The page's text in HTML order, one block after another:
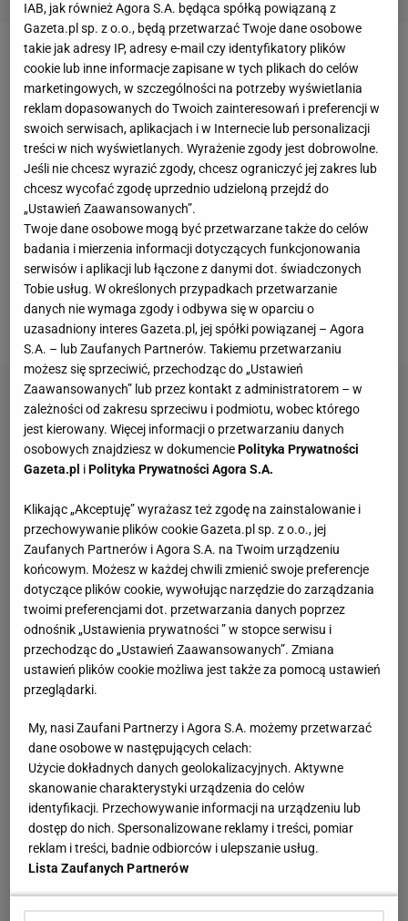
Wielkimi krokami zbliżała sięwalka między Tysonem
Furym (34-0-1, 24KO) a Ołeksandrem Usykiem (21-
0, 14 KO) o tytuł mistrza świata w wadze ciężkiej.
Wszystko zostało podpisane, a "walka XXI wieku"
miała się odbyć 17 lutego w Rijadzie w Arabii
Saudyjskiej. Teraz jednak otrzymaliśmy informację,
że do walki nie dojdzie w tym terminie w związku z
kontuzją Fury'ego. "Król Cyganów" ma głębokie
rozcięcie między okiem a brwią, co wymagało
założenia szwów. Okazuje się, że za uraz Fury'ego
na sparingu odpowiada Chorwat Agron Smakici.
IAB, jak również Agora S.A. będąca spółką powiązaną z
Gazeta.pl sp. z o.o., będą przetwarzać Twoje dane osobowe
takie jak adresy IP, adresy e-mail czy identyfikatory plików
cookie lub inne informacje zapisane w tych plikach do celów
marketingowych, w szczególności na potrzeby wyświetlania
reklam dopasowanych do Twoich zainteresowań i preferencji w
swoich serwisach, aplikacjach i w Internecie lub personalizacji
treści w nich wyświetlanych. Wyrażenie zgody jest dobrowolne.
Jeśli nie chcesz wyrazić zgody, chcesz ograniczyć jej zakres lub
chcesz wycofać zgodę uprzednio udzieloną przejdź do
„Ustawień Zaawansowanych”.
Twoje dane osobowe mogą być przetwarzane także do celów
badania i mierzenia informacji dotyczących funkcjonowania
serwisów i aplikacji lub łączone z danymi dot. świadczonych
Tobie usług. W określonych przypadkach przetwarzanie
danych nie wymaga zgody i odbywa się w oparciu o
uzasadniony interes Gazeta.pl, jej spółki powiązanej – Agora
S.A. – lub Zaufanych Partnerów. Takiemu przetwarzaniu
możesz się sprzeciwić, przechodząc do „Ustawień
Zaawansowanych” lub przez kontakt z administratorem – w
zależności od zakresu sprzeciwu i podmiotu, wobec którego
jest kierowany. Więcej informacji o przetwarzaniu danych
osobowych znajdziesz w dokumenciePolityka Prywatności
Gazeta.pl iPolityka Prywatności Agora S.A.
Klikając „Akceptuję” wyrażasz też zgodę na zainstalowanie i
przechowywanie plików cookie Gazeta.pl sp. z o.o., jej
Zaufanych Partnerów i Agora S.A. na Twoim urządzeniu
końcowym. Możesz w każdej chwili zmienić swoje preferencje
dotyczące plików cookie, wywołując narzędzie do zarządzania
twoimi preferencjami dot. przetwarzania danych poprzez
odnośnik „Ustawienia prywatności ” w stopce serwisu i
przechodząc do „Ustawień Zaawansowanych”. Zmiana
ustawień plików cookie możliwa jest także za pomocą ustawień
przeglądarki.
My, nasi Zaufani Partnerzy i Agora S.A. możemy przetwarzać
dane osobowe w następujących celach:
Użycie dokładnych danych geolokalizacyjnych. Aktywne
skanowanie charakterystyki urządzenia do celów
identyfikacji. Przechowywanie informacji na urządzeniu lub
dostęp do nich. Spersonalizowane reklamy i treści, pomiar
reklam i treści, badnie odbiorców i ulepszanie usług.
Lista Zaufanych Partnerów